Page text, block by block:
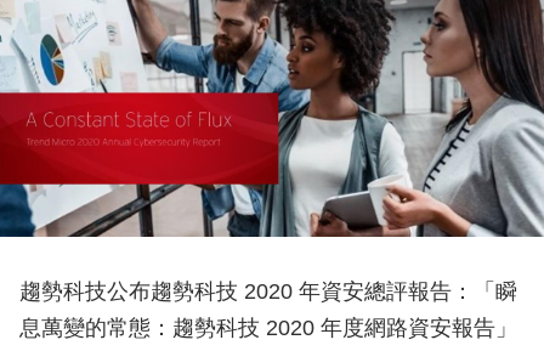
趨勢科技公布趨勢科技 2020 年資安總評報告：「瞬
息萬變的常態：趨勢科技 2020 年度網路資安報告」